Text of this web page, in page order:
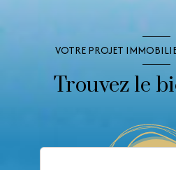
VOTRE PROJET
Trouvez le